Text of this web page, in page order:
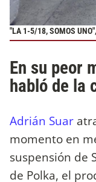
"LA 1-5/18, SOMOS
En su peor
habló de la
Adrián Suar
momento en
suspensión de
de Polka, el